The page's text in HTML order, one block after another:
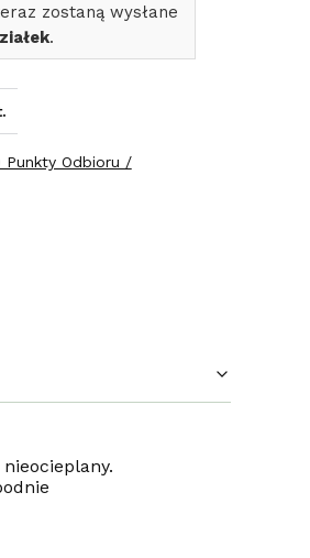
zostaną wysłane
.
Punkty Odbioru /